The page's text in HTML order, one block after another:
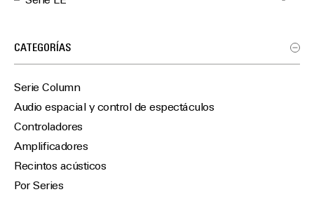
CATEGORÍAS
Serie Column
Audio espacial y control de espectáculos
Controladores
Amplificadores
Recintos acústicos
Por Series